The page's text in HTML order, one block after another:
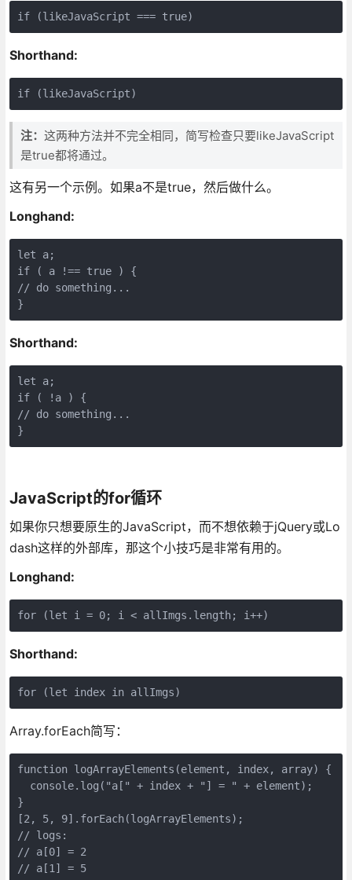
if (likeJavaScript === true)
Shorthand:
if (likeJavaScript)
注： 这两种方法并不完全相同，简写检查只要likeJavaScript
是true都将通过。
这有另一个示例。如果a不是true，然后做什么。
Longhand:
let a;
if ( a !== true ) {
// do something...
}
Shorthand:
let a;
if ( !a ) {
// do something...
}
JavaScript的for循环
如果你只想要原生的JavaScript，而不想依赖于jQuery或Lo
dash这样的外部库，那这个小技巧是非常有用的。
Longhand:
for (let i = 0; i < allImgs.length; i++)
Shorthand:
for (let index in allImgs)
Array.forEach简写：
function logArrayElements(element, index, array) {
  console.log("a[" + index + "] = " + element);
}
[2, 5, 9].forEach(logArrayElements);
// logs:
// a[0] = 2
// a[1] = 5